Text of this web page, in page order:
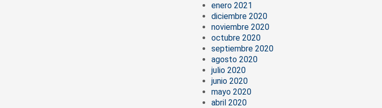
enero 2021
diciembre 2020
noviembre 2020
octubre 2020
septiembre 2020
agosto 2020
julio 2020
junio 2020
mayo 2020
abril 2020